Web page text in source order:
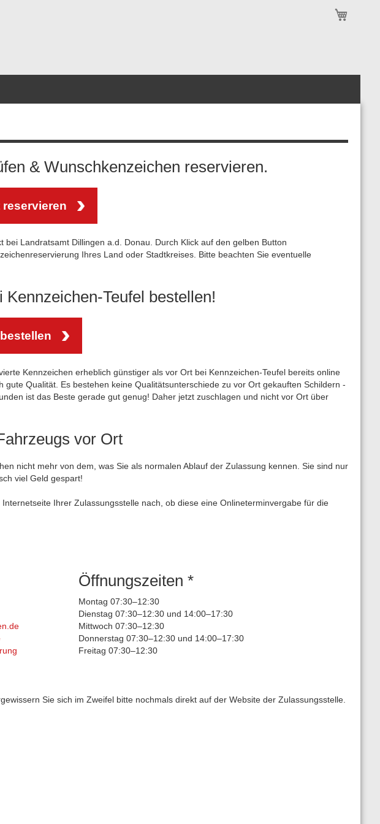
& Wunschkenzeichen reservieren.
Landratsamt Dillingen a.d. Donau. Durch Klick auf den gelben Button
Ihres Land oder Stadtkreises. Bitte beachten Sie eventuelle
Teufel bestellen!
Kennzeichen erheblich günstiger als vor Ort bei Kennzeichen-Teufel bereits online
Qualität. Es bestehen keine Qualitätsunterschiede zu vor Ort gekauften Schildern -
ist das Beste gerade gut genug! Daher jetzt zuschlagen und nicht vor Ort über
vor Ort
nicht mehr von dem, was Sie als normalen Ablauf der Zulassung kennen. Sie sind nur
viel Geld gespart!
Ihrer Zulassungsstelle nach, ob diese eine Onlineterminvergabe für die
Öffnungszeiten *
Montag 07:30–12:30
Dienstag 07:30–12:30 und 14:00–17:30
Mittwoch 07:30–12:30
Donnerstag 07:30–12:30 und 14:00–17:30
Freitag 07:30–12:30
Sie sich im Zweifel bitte nochmals direkt auf der Website der Zulassungsstelle.